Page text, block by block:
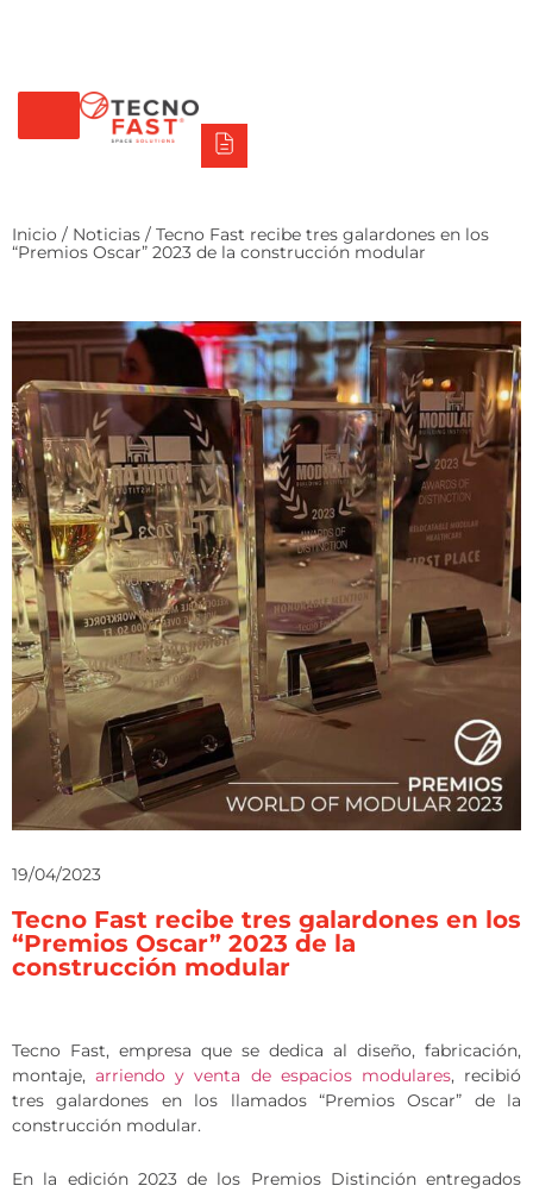
Inicio / Noticias / Tecno Fast recibe tres galardones en los
“Premios Oscar” 2023 de la construcción modular
19/04/2023
Tecno Fast recibe tres galardones en los
“Premios Oscar” 2023 de la
construcción modular
Tecno Fast, empresa que se dedica al diseño, fabricación,
montaje,arriendo y venta de espacios modulares, recibió
tres galardones en los llamados “Premios Oscar” de la
construcción modular.
En la edición 2023 de los Premios Distinción entregados